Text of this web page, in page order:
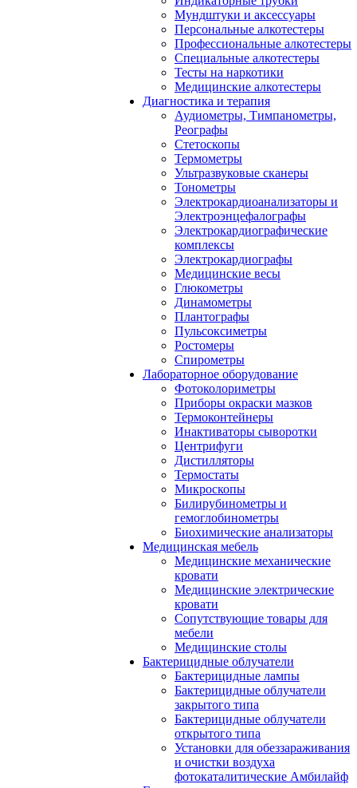
Мундштуки и аксессуары
Персональные алкотестеры
Профессиональные алкотестеры
Специальные алкотестеры
Тесты на наркотики
Медицинские алкотестеры
Диагностика и терапия
Аудиометры, Тимпанометры,
Реографы
Стетоскопы
Термометры
Ультразвуковые сканеры
Тонометры
Электрокардиоанализаторы и
Электроэнцефалографы
Электрокардиографические
комплексы
Электрокардиографы
Медицинские весы
Глюкометры
Динамометры
Плантографы
Пульсоксиметры
Ростомеры
Спирометры
Лабораторное оборудование
Фотоколориметры
Приборы окраски мазков
Термоконтейнеры
Инактиваторы сыворотки
Центрифуги
Дистилляторы
Термостаты
Микроскопы
Билирубинометры и
гемоглобинометры
Биохимические анализаторы
Медицинская мебель
Медицинские механические
кровати
Медицинские электрические
кровати
Сопутствующие товары для
мебели
Медицинские столы
Бактерицидные облучатели
Бактерицидные лампы
Бактерицидные облучатели
закрытого типа
Бактерицидные облучатели
открытого типа
Установки для обеззараживания
и очистки воздуха
фотокаталитические Амбилайф